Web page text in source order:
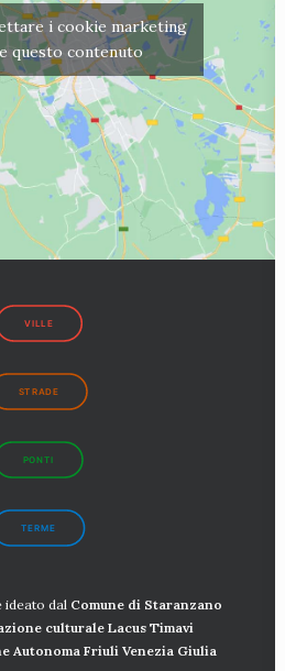
i cookie marketing
questo contenuto
VILLE
STRADE
PONTI
TERME
ideato dal Comune di Staranzano
culturale Lacus Timavi
Autonoma Friuli Venezia Giulia